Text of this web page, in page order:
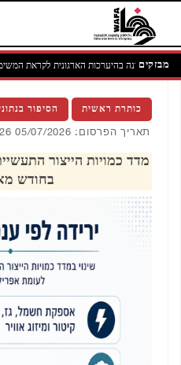
מבזקיםדנה בהיערכות הארגונית לקראת
כותרת ראשית הסיפור
תאריך הפרסום: 05/07/2026 02:26 PM
בחודש מאי